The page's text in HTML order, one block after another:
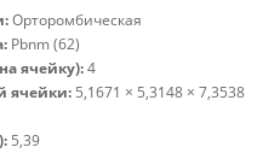
Орторомбическая
Pbnm (62)
ячейку):4
ячейки: 5,1671 × 5,3148 × 7,3538
5,39